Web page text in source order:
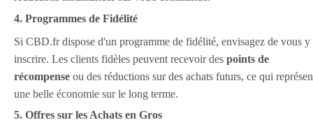
4. Programmes de Fidélité
Si CBD.fr dispose d'un programme de fidélité, envisagez de vous y
inscrire. Les clients fidèles peuvent recevoir des points de
récompense ou des réductions sur des achats futurs, ce qui
une belle économie sur le long terme.
5. Offres sur les Achats en Gros